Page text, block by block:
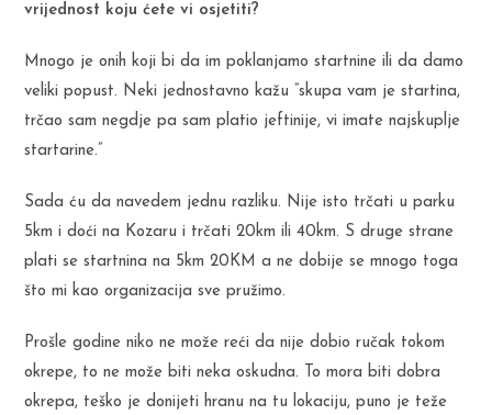
vrijednost koju ćete vi osjetiti?
Mnogo je onih koji bi da im poklanjamo startnine ili da damo
veliki popust. Neki jednostavno kažu ”skupa vam je startina,
trčao sam negdje pa sam platio jeftinije, vi imate najskuplje
startarine.”
Sada ću da navedem jednu razliku. Nije isto trčati u parku
5km i doći na Kozaru i trčati 20km ili 40km. S druge strane
plati se startnina na 5km 20KM a ne dobije se mnogo toga
što mi kao organizacija sve pružimo.
Prošle godine niko ne može reći da nije dobio ručak tokom
okrepe, to ne može biti neka oskudna. To mora biti dobra
okrepa, teško je donijeti hranu na tu lokaciju, puno je teže